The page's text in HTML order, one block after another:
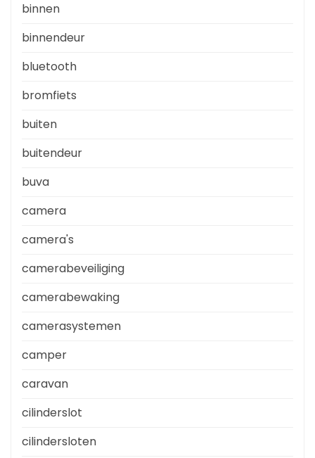
binnen
binnendeur
bluetooth
bromfiets
buiten
buitendeur
buva
camera
camera's
camerabeveiliging
camerabewaking
camerasystemen
camper
caravan
cilinderslot
cilindersloten